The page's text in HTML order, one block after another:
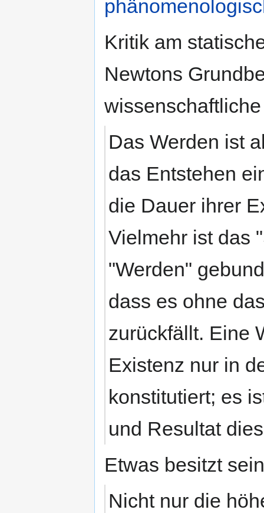
Kritik am
Newtons
Das Werden ist
das Entstehen
die Dauer ihrer
Vielmehr ist das
"Werden"
dass es ohne
zurückfällt. Eine
Existenz nur in
konstitutiert; es
und Resultat
Etwas besitzt
Nicht nur die